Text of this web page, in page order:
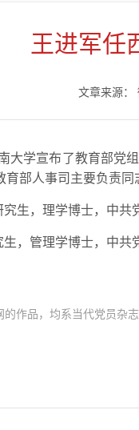
论武装
基层
王进军任
文章来源：
大学宣布了教育部党组
部人事司主要负责
生，理学博士，中共
，管理学博士，中共
作品，均系当代党员杂